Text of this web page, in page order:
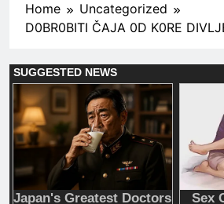
Home
Uncategorized
D0BR0BITI ČAJA 0D K0RE